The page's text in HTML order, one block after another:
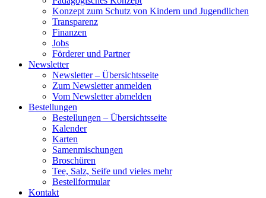
Konzept zum Schutz von Kindern und Jugendlichen
Transparenz
Finanzen
Jobs
Förderer und Partner
Newsletter
Newsletter – Übersichtsseite
Zum Newsletter anmelden
Vom Newsletter abmelden
Bestellungen
Bestellungen – Übersichtsseite
Kalender
Karten
Samenmischungen
Broschüren
Tee, Salz, Seife und vieles mehr
Bestellformular
Kontakt